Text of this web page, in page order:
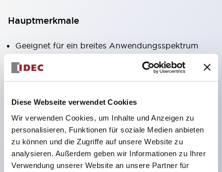
Diese Webseite verwendet Cookies
Wir verwenden Cookies, um Inhalte und Anzeigen zu
personalisieren, Funktionen für soziale Medien anbieten
zu können und die Zugriffe auf unsere Website zu
analysieren. Außerdem geben wir Informationen zu Ihrer
Verwendung unserer Website an unsere Partner für
Hauptmerkmale
Geeignet für ein breites Anwendungsspektrum
von der Konsumelektronik bis zum FA-Bereich
LED-Beleuchtungseinheit mit integriertem
LED-Lampenkörper
Schutzarten IP40 und IP65 vollständig verfügbar
(IEC 60529)
UL- und CSA-zertifiziert. Entspricht EN (Europa)
Normen. CCC-zertifiziert (außer Anzeigeleuchten).